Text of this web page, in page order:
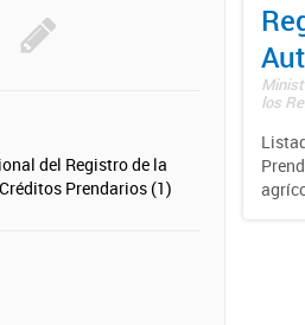
del Registro de la
Prendarios (1)
los